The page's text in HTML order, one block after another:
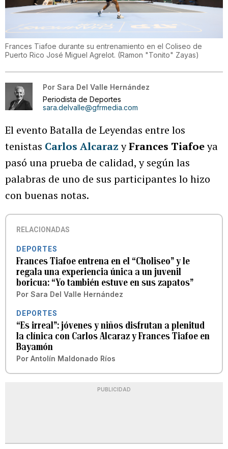
Frances Tiafoe durante su entrenamiento en el Coliseo de
Puerto Rico José Miguel Agrelot. (Ramon "Tonito" Zayas)
Por Sara Del Valle Hernández
Periodista de Deportes
sara.delvalle@gfrmedia.com
El evento Batalla de Leyendas entre los
tenistas Carlos AlcarazyFrances Tiafoeya
pasó una prueba de calidad, y según las
palabras de uno de sus participantes lo hizo
con buenas notas.
RELACIONADAS
DEPORTES
Frances Tiafoe entrena en el “Choliseo” y le
regala una experiencia única a un juvenil
boricua: “Yo también estuve en sus zapatos”
Por Sara Del Valle Hernández
DEPORTES
“Es irreal”: jóvenes y niños disfrutan a plenitud
la clínica con Carlos Alcaraz y Frances Tiafoe en
Bayamón
Por Antolín Maldonado Ríos
PUBLICIDAD